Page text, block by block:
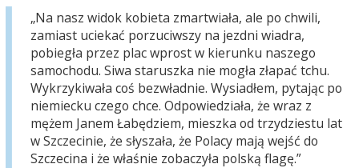
„Na nasz widok kobieta zmartwiała, ale po chwili,
zamiast uciekać porzuciwszy na jezdni wiadra,
pobiegła przez plac wprost w kierunku naszego
samochodu. Siwa staruszka nie mogła złapać tchu.
Wykrzykiwała coś bezwładnie. Wysiadłem, pytając po
niemiecku czego chce. Odpowiedziała, że wraz z
mężem Janem Łabędziem, mieszka od trzydziestu lat
w Szczecinie, że słyszała, że Polacy mają wejść do
Szczecina i że właśnie zobaczyła polską flagę.”